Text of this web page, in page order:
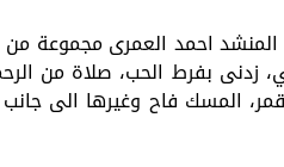
احمد العمرى مجموعة من
زدنى بفرط الحب، صلاة من
المسك فاح وغيرها الى